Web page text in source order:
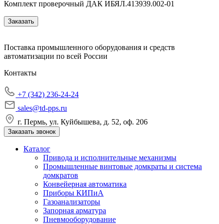
Комплект проверочный ДАК ИБЯЛ.413939.002-01
Заказать
Поставка промышленного оборудования и средств
автоматизации по всей России
Контакты
+7 (342) 236-24-24
sales@td-pps.ru
г. Пермь, ул. Куйбышева, д. 52, оф. 206
Заказать звонок
Каталог
Привода и исполнительные механизмы
Промышленные винтовые домкраты и система
домкратов
Конвейерная автоматика
Приборы КИПиА
Газоанализаторы
Запорная арматура
Пневмооборудование